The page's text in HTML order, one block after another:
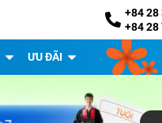
+84 28
+84 28
ƯU ĐÃI